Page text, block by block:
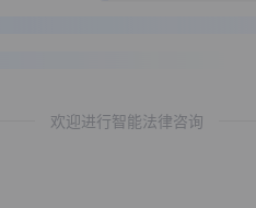
欢迎进行智能法律咨询